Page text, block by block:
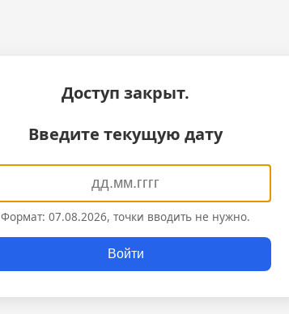
Доступ закрыт.
Введите текущую дату
Формат: 07.08.2026, точки вводить не нужно.
Войти